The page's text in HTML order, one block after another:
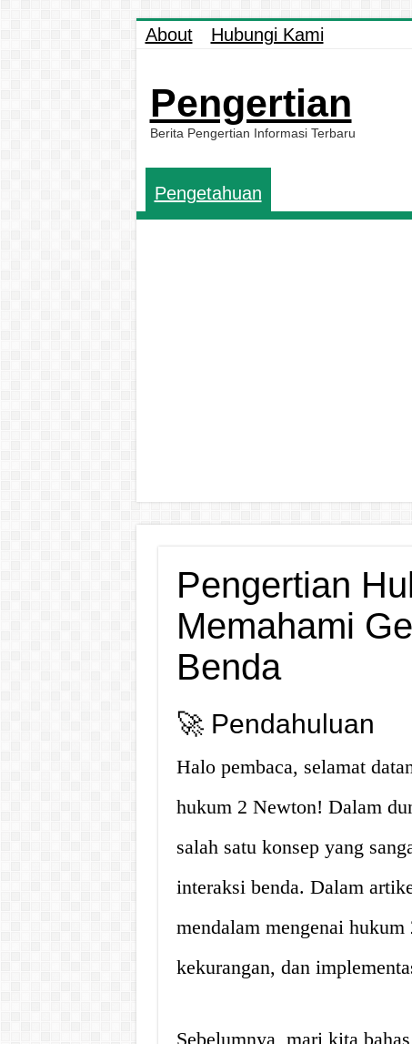
About Hubungi Kami
Pengertian
Berita Pengertian Informasi Terbaru
Pengetahuan
Pengertian
Memahami
Benda
🚀 Pendahuluan
Halo pembaca, selamat
hukum 2 Newton! Dalam
salah satu konsep yang
interaksi benda. Dalam
mendalam mengenai
kekurangan, dan
Sebelumnya, mari kita